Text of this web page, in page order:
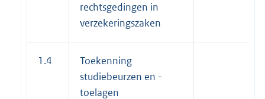
rechtsgedingen in
verzekeringszaken
1.4
Toekenning
studiebeurzen en -
toelagen